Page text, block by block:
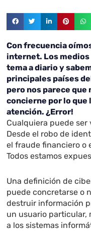
Con frecuencia
internet. Los medios
tema a diario y
principales países
pero nos parece que
concierne por lo que
atención. ¿Error!
Cualquiera puede
Desde el robo de
el fraude financiero o
Todos estamos
Una definición de
puede concretarse o
destruir información
un usuario particular,
a los sistemas